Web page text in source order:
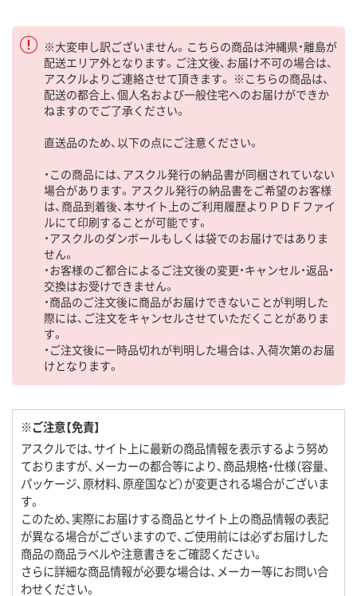
※大変申し訳ございません。こちらの商品は沖縄県・離島が
配送エリア外となります。ご注文後、お届け不可の場合は、
アスクルよりご連絡させて頂きます。 ※こちらの商品は、
配送の都合上、個人名および一般住宅へのお届けができか
ねますのでご了承ください。
直送品のため、以下の点にご注意ください。
・この商品には、アスクル発行の納品書が同梱されていない
場合があります。アスクル発行の納品書をご希望のお客様
は、商品到着後、本サイト上のご利用履歴よりＰＤＦファイ
ルにて印刷することが可能です。
・アスクルのダンボールもしくは袋でのお届けではありま
せん。
・お客様のご都合によるご注文後の変更・キャンセル・返品・
交換はお受けできません。
・商品のご注文後に商品がお届けできないことが判明した
際には、ご注文をキャンセルさせていただくことがありま
す。
・ご注文後に一時品切れが判明した場合は、入荷次第のお届
けとなります。
※ご注意【免責】
アスクルでは、サイト上に最新の商品情報を表示するよう努め
ておりますが、メーカーの都合等により、商品規格・仕様（容量、
パッケージ、原材料、原産国など）が変更される場合がございま
す。
このため、実際にお届けする商品とサイト上の商品情報の表記
が異なる場合がございますので、ご使用前には必ずお届けした
商品の商品ラベルや注意書きをご確認ください。
さらに詳細な商品情報が必要な場合は、メーカー等にお問い合
わせください。